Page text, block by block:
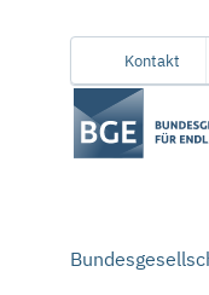
folgenden
InhaltsbereichKontakt